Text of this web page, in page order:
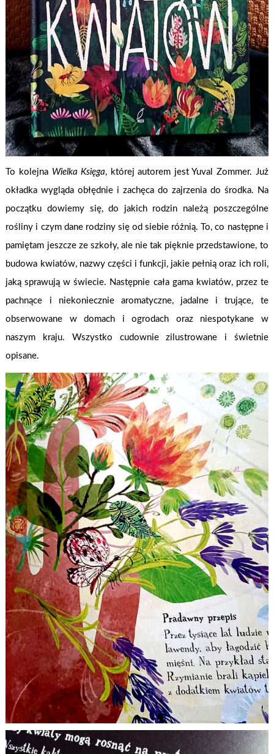
To kolejna Wielka Księga, której autorem jest Yuval Zommer. Już
okładka wygląda obłędnie i zachęca do zajrzenia do środka. Na
początku dowiemy się, do jakich rodzin należą poszczególne
rośliny i czym dane rodziny się od siebie różnią. To, co następne i
pamiętam jeszcze ze szkoły, ale nie tak pięknie przedstawione, to
budowa kwiatów, nazwy części i funkcji, jakie pełnią oraz ich roli,
jaką sprawują w świecie. Następnie cała gama kwiatów, przez te
pachnące i niekoniecznie aromatyczne, jadalne i trujące, te
obserwowane w domach i ogrodach oraz niespotykane w
naszym kraju. Wszystko cudownie zilustrowane i świetnie
opisane.